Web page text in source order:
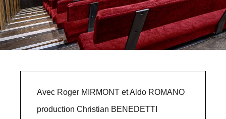
Avec Roger MIRMONT et Aldo ROMANO
production Christian BENEDETTI